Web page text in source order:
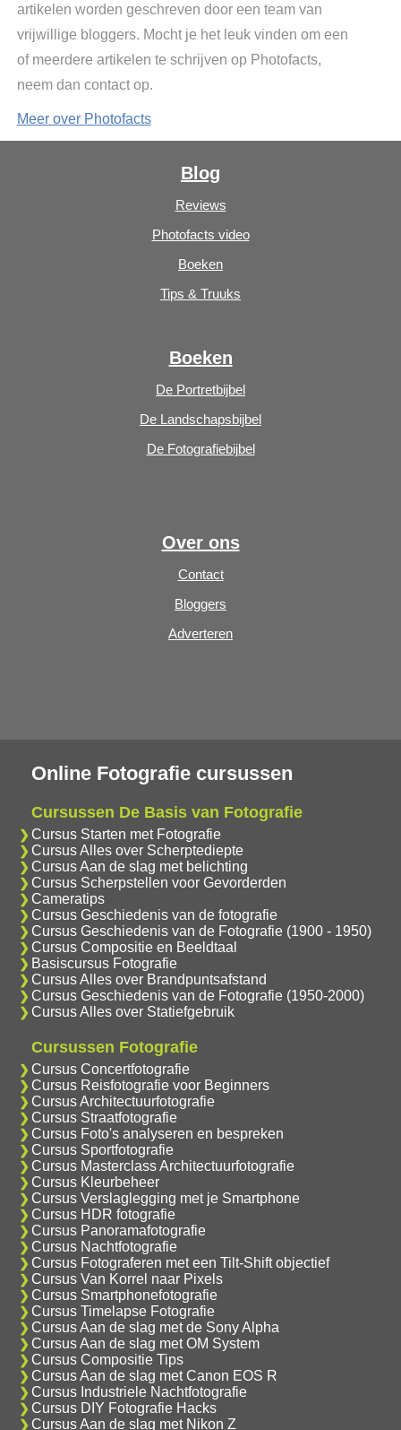
artikelen worden geschreven door een team van
vrijwillige bloggers. Mocht je het leuk vinden om een
of meerdere artikelen te schrijven op Photofacts,
neem dan contact op.
Meer over Photofacts
Blog
Reviews
Photofacts video
Boeken
Tips & Truuks
Boeken
De Portretbijbel
De Landschapsbijbel
De Fotografiebijbel
Over ons
Contact
Bloggers
Adverteren
Online Fotografie cursussen
Cursussen De Basis van Fotografie
Cursus Starten met Fotografie
Cursus Alles over Scherptediepte
Cursus Aan de slag met belichting
Cursus Scherpstellen voor Gevorderden
Cameratips
Cursus Geschiedenis van de fotografie
Cursus Geschiedenis van de Fotografie (1900 - 1950)
Cursus Compositie en Beeldtaal
Basiscursus Fotografie
Cursus Alles over Brandpuntsafstand
Cursus Geschiedenis van de Fotografie (1950-2000)
Cursus Alles over Statiefgebruik
Cursussen Fotografie
Cursus Concertfotografie
Cursus Reisfotografie voor Beginners
Cursus Architectuurfotografie
Cursus Straatfotografie
Cursus Foto's analyseren en bespreken
Cursus Sportfotografie
Cursus Masterclass Architectuurfotografie
Cursus Kleurbeheer
Cursus Verslaglegging met je Smartphone
Cursus HDR fotografie
Cursus Panoramafotografie
Cursus Nachtfotografie
Cursus Fotograferen met een Tilt-Shift objectief
Cursus Van Korrel naar Pixels
Cursus Smartphonefotografie
Cursus Timelapse Fotografie
Cursus Aan de slag met de Sony Alpha
Cursus Aan de slag met OM System
Cursus Compositie Tips
Cursus Aan de slag met Canon EOS R
Cursus Industriele Nachtfotografie
Cursus DIY Fotografie Hacks
Cursus Aan de slag met Nikon Z